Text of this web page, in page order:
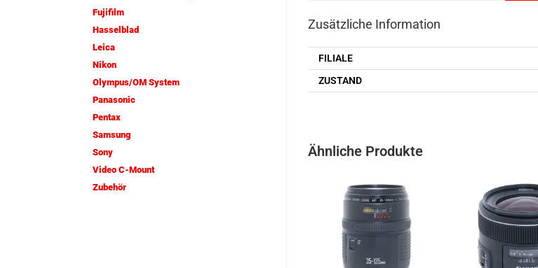
Zusätzliche Information
FILIALE
ZUSTAND
Ähnliche Produkte
Fujifilm
Hasselblad
Leica
Nikon
Olympus/OM System
Panasonic
Pentax
Samsung
Sony
Video C-Mount
Zubehör